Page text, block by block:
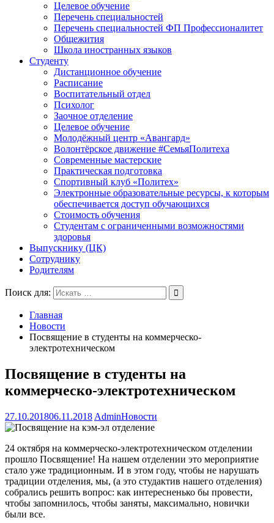
Целевое обучение
Перечень специальностей
Перечень специальностей ФП Профессионалитет
Общежития
Школа иностранных языков
Студенту
Дистанционное обучение
Расписание
Воспитательный отдел
Психолог
Заочное отделение
Целевое обучение
Молодёжный центр «Авангард»
Волонтёрское движение #СемьяПолитеха
Современные мастерские
Практическая подготовка
Спортивный клуб «Политех»
Электронные образовательные ресурсы, к которым
обеспечивается доступ обучающихся
Стоимость обучения
Студентам с ограниченными возможностями
здоровья
Выпускнику (ЦК)
Сотруднику
Родителям
Поиск для:
Главная
Новости
Посвящение в студенты на коммерческо-
электротехническом
Посвящение в студенты на
коммерческо-электротехническом
27.10.201806.11.2018 AdminНовости
24 октября на коммерческо-электротехническом отделении
прошло Посвящение! На нашем отделении это мероприятие
стало уже традиционным. И в этом году, чтобы не нарушать
традиции отделения, мы, (а это студактив нашего отделения)
собрались решить вопрос: как интересненько бы провести,
чтобы запомнилось, чтобы заняты, максимально, новички
были все.